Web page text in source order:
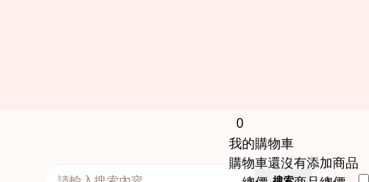
0
我的購物車
購物車還沒有添加商品